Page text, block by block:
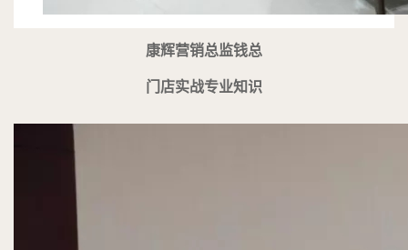
康辉营销总监钱总
门店实战专业知识